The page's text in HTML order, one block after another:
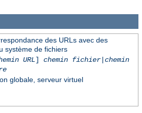
des URLs avec des
système de fichiers
URL] chemin fichier|chemin
globale, serveur virtuel